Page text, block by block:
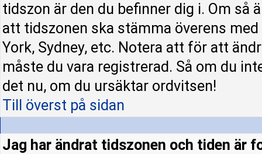
tidszon är den du befinner dig i. Om så
att tidszonen ska stämma överens
York, Sydney, etc. Notera att för att
måste du vara registrerad. Så om du
det nu, om du ursäktar ordvitsen!
Till överst på sidan
Jag har ändrat tidszonen och tiden är